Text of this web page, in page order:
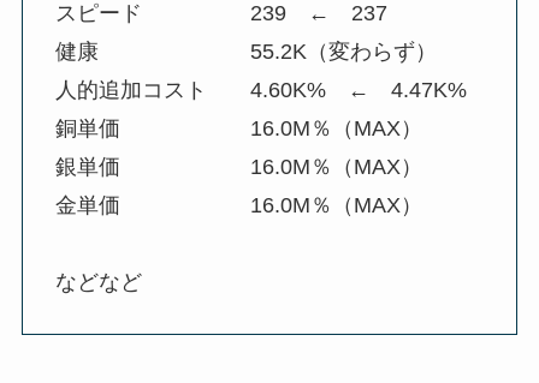
スピード 239 ← 237
健康 55.2K（変わらず）
人的追加コスト 4.60K% ← 4.47K%
銅単価 16.0M％（MAX）
銀単価 16.0M％（MAX）
金単価 16.0M％（MAX）
などなど